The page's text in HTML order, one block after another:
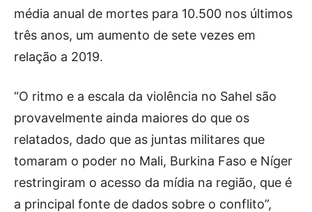
média anual de mortes para 10.500 nos últimos
três anos, um aumento de sete vezes em
relação a 2019.
“O ritmo e a escala da violência no Sahel são
provavelmente ainda maiores do que os
relatados, dado que as juntas militares que
tomaram o poder no Mali, Burkina Faso e Níger
restringiram o acesso da mídia na região, que é
a principal fonte de dados sobre o conflito”,